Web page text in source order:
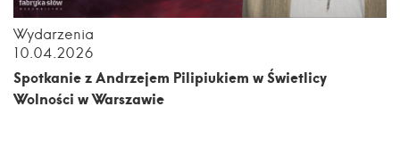
Wydarzenia
10.04.2026
Spotkanie z Andrzejem Pilipiukiem w Świetlicy
Wolności w Warszawie